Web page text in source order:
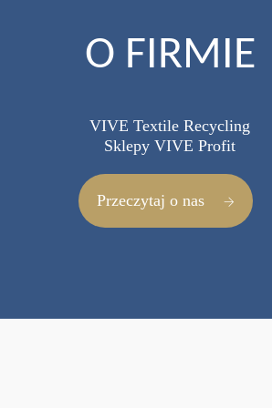
O FIRMIE
VIVE Textile Recycling
Sklepy VIVE Profit
Przeczytaj o nas